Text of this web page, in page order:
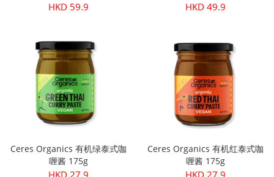
HKD 59.9 HKD 49.9
Ceres Organics 有机绿泰式咖
喱酱 175g
Ceres Organics 有机红泰式咖
喱酱 175g